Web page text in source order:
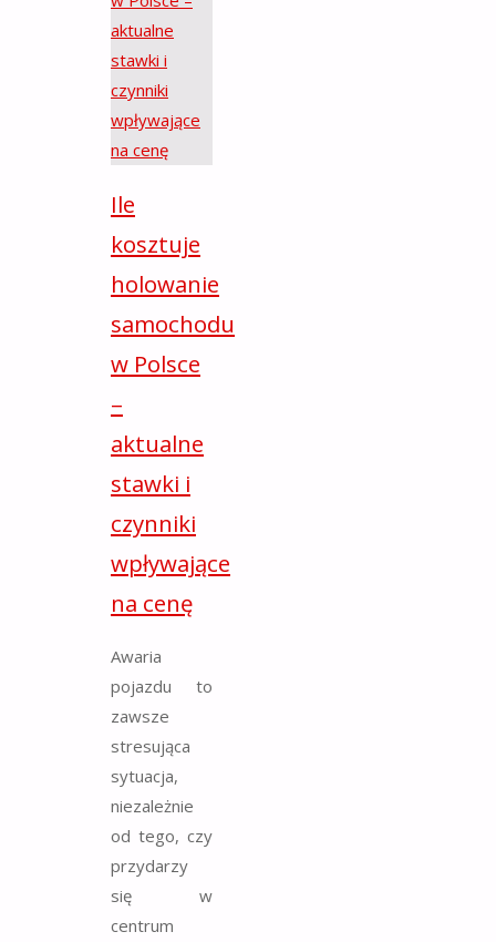
Ile
kosztuje
holowanie
samochodu
w Polsce
–
aktualne
stawki i
czynniki
wpływające
na cenę
Awaria
pojazdu to
zawsze
stresująca
sytuacja,
niezależnie
od tego, czy
przydarzy
się w
centrum